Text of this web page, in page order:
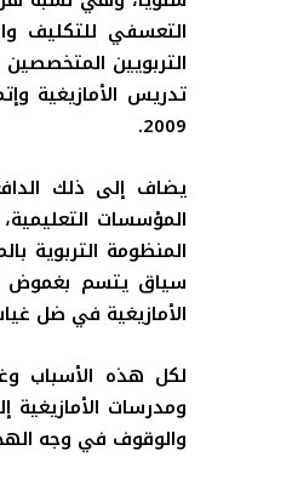
التعسفي للتكليف
التربويين
تدريس الأمازيغية
2009.
يضاف إلى ذلك
المؤسسات
المنظومة التربوية
سياق يتسم بغموض
الأمازيغية في ضل
لكل هذه الأسباب
ومدرسات
والوقوف في وجه